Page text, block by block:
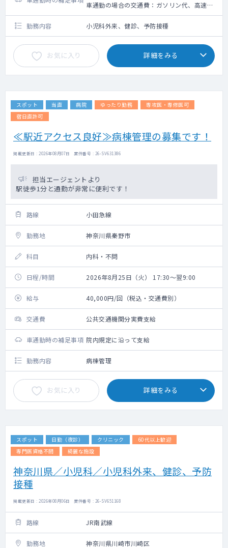
車通勤の場合の交通費：ガソリン代、高速道
路利用料金（上限5,000円）＋駐車場代（上
限2,000円）
勤務内容 小児科外来、健診、予防接種
お気に入り 詳細をみる
スポット 当直 病院 ゆったり勤務
専攻医・専修医可
宿日直許可
≪駅近アクセス良好≫病棟管理の募集です！
掲載更新日 : 2026年08月07日 案件番号 : 26-SV631386
担当エージェントより
駅徒歩1分と通勤が非常に便利です！
路線 小田急線
勤務地 神奈川県秦野市
科目 内科・不問
日程/時間 2026年8月25日（火） 17:30～翌9:00
給与 40,000円/回（税込・交通費別）
交通費 公共交通機関分実費支給
車通勤時の補足事項 院内規定に沿って支給
勤務内容 病棟管理
お気に入り 詳細をみる
スポット 日勤（夜診） クリニック
60代以上歓迎
専門医資格不問
綺麗な施設
神奈川県／小児科／小児科外来、健診、予防
接種
掲載更新日 : 2026年08月06日 案件番号 : 26-SV651168
路線 JR南武線
勤務地 神奈川県川崎市川崎区